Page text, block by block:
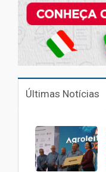
Últimas Notícias